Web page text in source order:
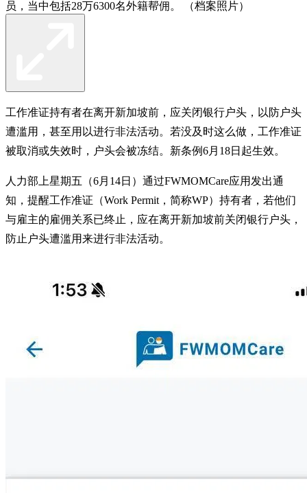
员，当中包括28万6300名外籍帮佣。 （档案照片）
工作准证持有者在离开新加坡前，应关闭银行户头，以防户头
遭滥用，甚至用以进行非法活动。若没及时这么做，工作准证
被取消或失效时，户头会被冻结。新条例6月18日起生效。
人力部上星期五（6月14日）通过FWMOMCare应用发出通
知，提醒工作准证（Work Permit，简称WP）持有者，若他们
与雇主的雇佣关系已终止，应在离开新加坡前关闭银行户头，
防止户头遭滥用来进行非法活动。